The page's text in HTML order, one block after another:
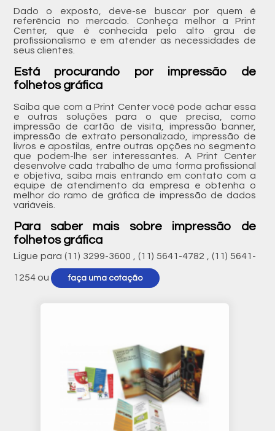
Dado o exposto, deve-se buscar por quem é
referência no mercado. Conheça melhor a Print
Center, que é conhecida pelo alto grau de
profissionalismo e em atender as necessidades de
seus clientes.
Está procurando por impressão de
folhetos gráfica
Saiba que com a Print Center você pode achar essa
e outras soluções para o que precisa, como
impressão de cartão de visita, impressão banner,
impressão de extrato personalizado, impressão de
livros e apostilas, entre outras opções no segmento
que podem-lhe ser interessantes. A Print Center
desenvolve cada trabalho de uma forma profissional
e objetiva, saiba mais entrando em contato com a
equipe de atendimento da empresa e obtenha o
melhor do ramo de gráfica de impressão de dados
variáveis.
Para saber mais sobre impressão de
folhetos gráfica
Ligue para (11) 3299-3600 ,(11) 5641-4782 ,(11) 5641-
1254ou faça uma cotação